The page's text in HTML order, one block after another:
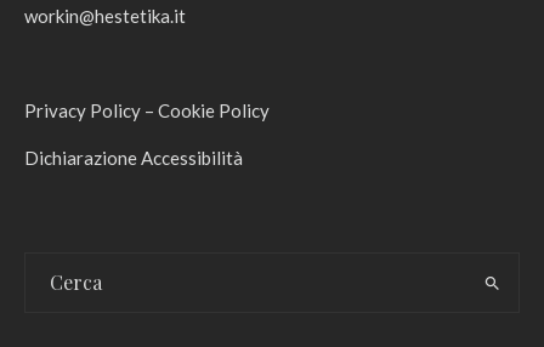
workin@hestetika.it
Privacy Policy – Cookie Policy
Dichiarazione Accessibilità